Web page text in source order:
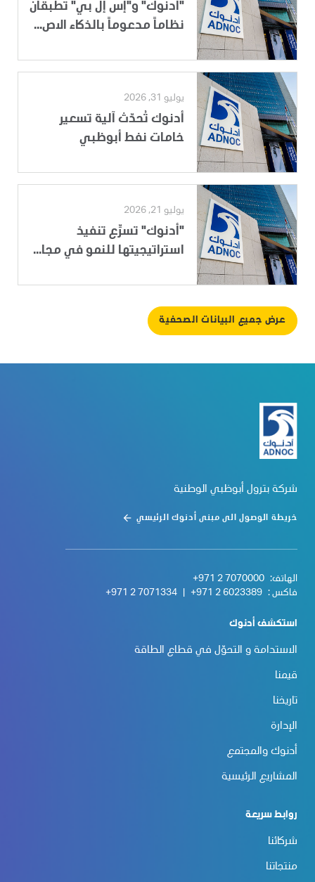
"أدنوك" و"إس إل بي" تطبقان
نظاماً مدعوماً بالذكاء الاص...
يوليو 31, 2026
أدنوك تُحدّث آلية تسعير
خامات نفط أبوظبي
يوليو 21, 2026
"أدنوك" تسرِّع تنفيذ
استراتيجيتها للنمو في مجا...
عرض جميع البيانات الصحفية
شركة بترول أبوظبي الوطنية
خريطة الوصول الى مبنى أدنوك الرئيسي
الهاتف: +971 2 7070000
فاكس : +971 2 6023389
+971 2 7071334
استكشف أدنوك
الاستدامة و التحوّل في قطاع الطاقة
قيمنا
تاريخنا
الإدارة
أدنوك والمجتمع
المشاريع الرئيسية
روابط سريعة
شركائنا
منتجاتنا